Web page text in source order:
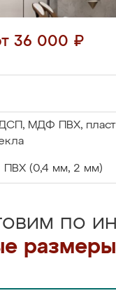
36 000 ₽
МДФ ПВХ,
ПВХ (0,4 мм, 2 мм)
по